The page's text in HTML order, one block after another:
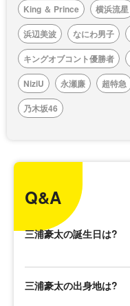
King ＆ Prince
横浜流星
浜辺美波
なにわ男子
キングオブコント優勝者
NiziU
永瀬廉 超特急
乃木坂46
Q&A
三浦豪太の誕生日は?
三浦豪太の出身地は?